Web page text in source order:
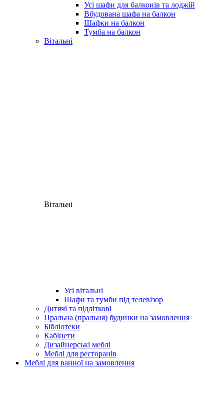
Усі шафи для балконів та лоджій
Вбудована шафа на балкон
Шафки на балкон
Тумба на балкон
Вітальні
Вітальні
Усі вітальні
Шафи та тумби під телевізор
Дитячі та підліткові
Пральна (пральня) будинки на замовлення
Бібліотеки
Кабінети
Дизайнерські меблі
Меблі для ресторанів
Меблі для ванної на замовлення